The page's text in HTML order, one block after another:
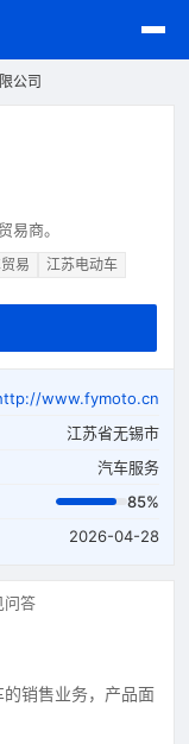
公司
易商。
易
江苏电动车
www.fymoto.cn
江苏省无锡市
汽车服务
85%
2026-04-28
问答
销售业务，产品面